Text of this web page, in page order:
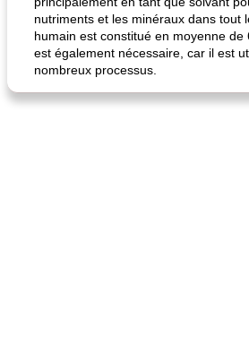
nutriments et les minéraux dans tout
humain est constitué en moyenne de
est également nécessaire, car il est
nombreux processus.